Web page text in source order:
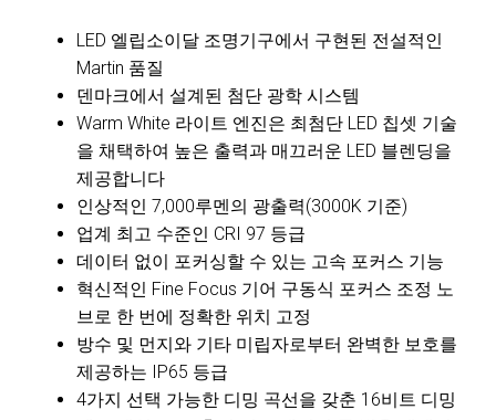
LED 엘립소이달 조명기구에서 구현된 전설적인
Martin 품질
덴마크에서 설계된 첨단 광학 시스템
Warm White 라이트 엔진은 최첨단 LED 칩셋 기술
을 채택하여 높은 출력과 매끄러운 LED 블렌딩을
제공합니다
인상적인 7,000루멘의 광출력(3000K 기준)
업계 최고 수준인 CRI 97 등급
데이터 없이 포커싱할 수 있는 고속 포커스 기능
혁신적인 Fine Focus 기어 구동식 포커스 조정 노
브로 한 번에 정확한 위치 고정
방수 및 먼지와 기타 미립자로부터 완벽한 보호를
제공하는 IP65 등급
4가지 선택 가능한 디밍 곡선을 갖춘 16비트 디밍